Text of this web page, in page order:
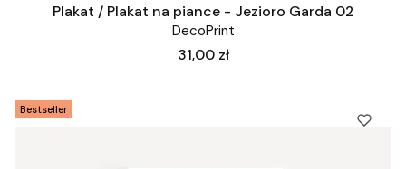
Plakat / Plakat na piance - Jezioro Garda 02
DecoPrint
Cena
31,00 zł
Bestseller